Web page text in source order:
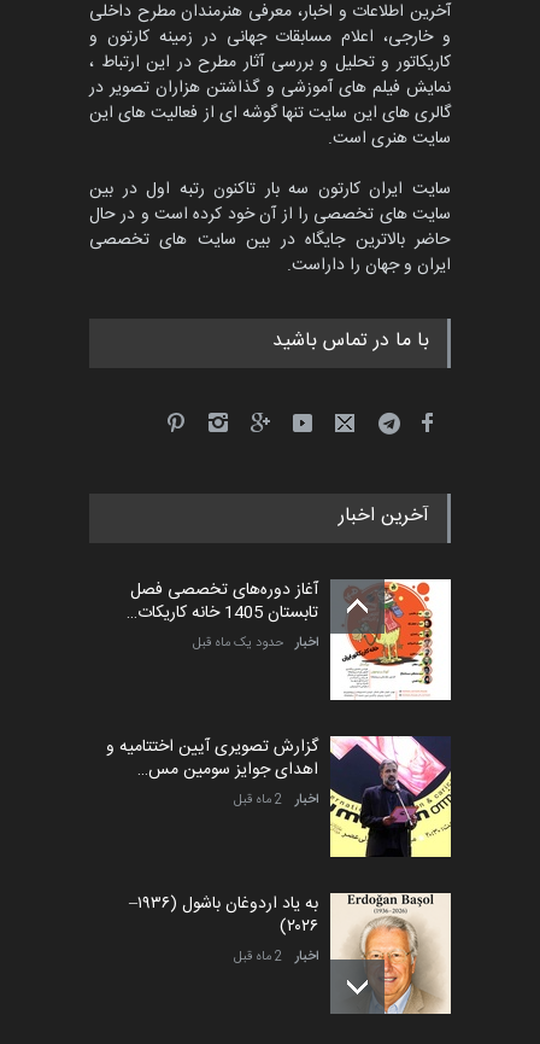
مسابقۀ بین‌المللی کارتون و
کاریکاتور «البغلی…
مهلت 3 ماه دیگر
پنجمین مسابقۀ بین‌المللی
کارتون CARTUNION ، …
مهلت
مهلت
پنجمین مسابقۀ بین‌المللی
مهلت 5 ماه دیگر
آخرین اطلاعات و اخبار، معرفی هنرمندان مطرح داخلی
و خارجی، اعلام مسابقات جهانی در زمینه کارتون و
کاریکاتور و تحلیل و بررسی آثار مطرح در این ارتباط ،
نمایش فیلم های آموزشی و گذاشتن هزاران تصویر در
گالری های این سایت تنها گوشه ای از فعالیت های این
سایت هنری است.
سایت ایران کارتون سه بار تاکنون رتبه اول در بین
سایت های تخصصی را از آن خود کرده است و در حال
حاضر بالاترین جایگاه در بین سایت های تخصصی
ایران و جهان را داراست.
با ما در تماس باشید
آخرین اخبار
آغاز دوره‌های تخصصی فصل
تابستان 1405 خانه کاریکات…
اخبار حدود یک ماه قبل
گزارش تصویری آیین اختتامیه و
اهدای جوایز سومین مس…
اخبار 2 ماه قبل
به یاد اردوغان باشول (۱۹۳۶–
۲۰۲۶)
اخبار 2 ماه قبل